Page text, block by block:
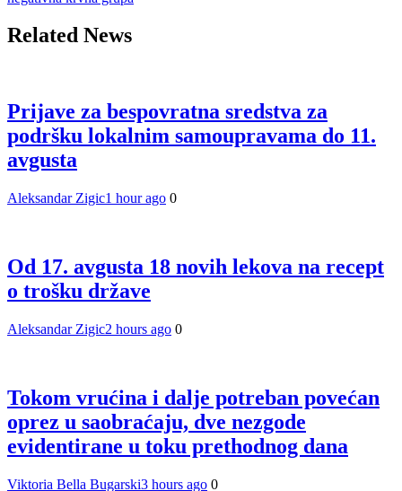
Related News
Prijave za bespovratna sredstva za
podršku lokalnim samoupravama do 11.
avgusta
Aleksandar Zigic1 hour ago 0
Od 17. avgusta 18 novih lekova na recept
o trošku države
Aleksandar Zigic2 hours ago 0
Tokom vrućina i dalje potreban povećan
oprez u saobraćaju, dve nezgode
evidentirane u toku prethodnog dana
Viktoria Bella Bugarski3 hours ago 0